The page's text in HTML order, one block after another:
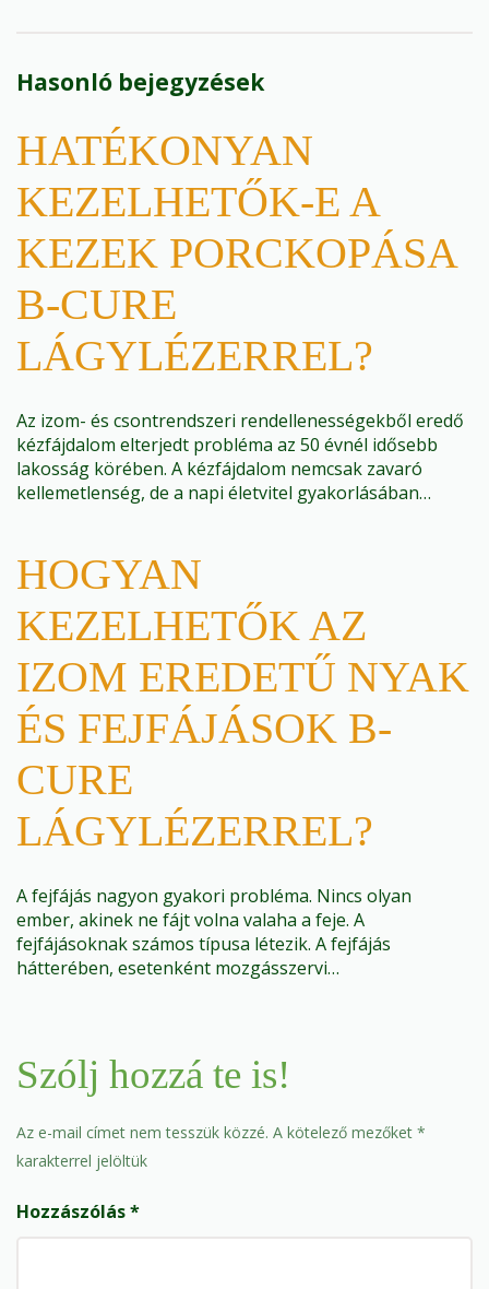
Hasonló bejegyzések
HATÉKONYAN
KEZELHETŐK-E A
KEZEK PORCKOPÁSA
B-CURE
LÁGYLÉZERREL?
Az izom- és csontrendszeri rendellenességekből eredő
kézfájdalom elterjedt probléma az 50 évnél idősebb
lakosság körében. A kézfájdalom nemcsak zavaró
kellemetlenség, de a napi életvitel gyakorlásában…
HOGYAN
KEZELHETŐK AZ
IZOM EREDETŰ NYAK
ÉS FEJFÁJÁSOK B-
CURE
LÁGYLÉZERREL?
A fejfájás nagyon gyakori probléma. Nincs olyan
ember, akinek ne fájt volna valaha a feje. A
fejfájásoknak számos típusa létezik. A fejfájás
hátterében, esetenként mozgásszervi…
Szólj hozzá te is!
Az e-mail címet nem tesszük közzé. A kötelező mezőket *
karakterrel jelöltük
Hozzászólás*